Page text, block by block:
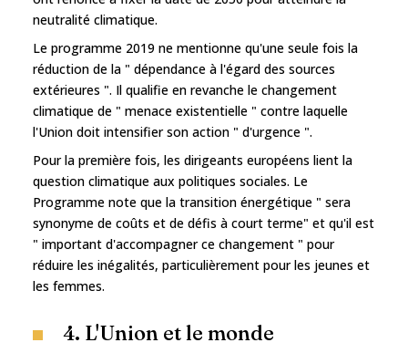
neutralité climatique.
Le programme 2019 ne mentionne qu'une seule fois la
réduction de la " dépendance à l'égard des sources
extérieures ". Il qualifie en revanche le changement
climatique de " menace existentielle " contre laquelle
l'Union doit intensifier son action " d'urgence ".
Pour la première fois, les dirigeants européens lient la
question climatique aux politiques sociales. Le
Programme note que la transition énergétique " sera
synonyme de coûts et de défis à court terme" et qu'il est
" important d'accompagner ce changement " pour
réduire les inégalités, particulièrement pour les jeunes et
les femmes.
4. L'Union et le monde